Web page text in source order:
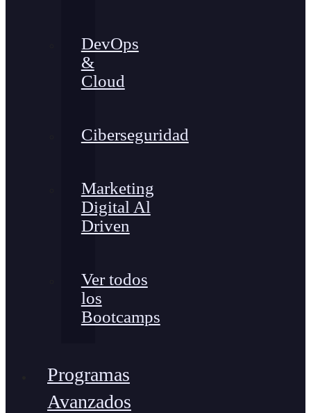
DevOps
&
Cloud
Ciberseguridad
Marketing
Digital Al
Driven
Ver todos
los
Bootcamps
Programas
Avanzados